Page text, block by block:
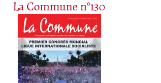
La Commune n°130